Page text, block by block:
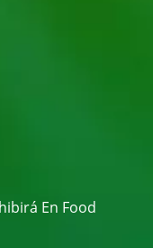
En Food